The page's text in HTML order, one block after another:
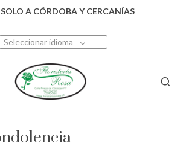
A CÓRDOBA Y CERCANÍAS
Seleccionar idioma